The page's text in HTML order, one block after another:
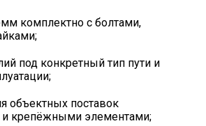
комплектно с болтами,
под конкретный тип пути и
объектных поставок
крепёжными элементами;